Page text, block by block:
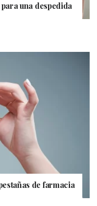
una despedida
de farmacia